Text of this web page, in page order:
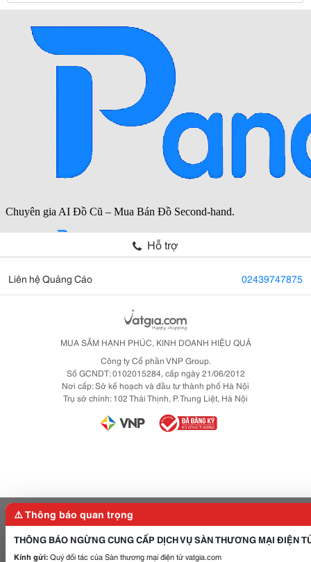
Hỗ trợ
Liên hệ Quảng Cáo 02439747875
MUA SẮM HẠNH PHÚC, KINH DOANH HIỆU QUẢ
Công ty Cổ phần VNP Group.
Số GCNDT: 0102015284, cấp ngày 21/06/2012
Nơi cấp: Sở kế hoạch và đầu tư thành phố Hà Nội
Trụ sở chính: 102 Thái Thịnh, P. Trung Liệt, Hà Nội
⚠️ Thông báo quan trọng
THÔNG BÁO NGỪNG CUNG CẤP DỊCH VỤ SÀN THƯƠNG MẠI ĐIỆN
Kính gửi:Quý đối tác của Sàn thương mại điện tử vatgia.com